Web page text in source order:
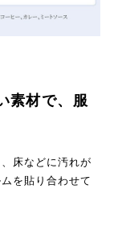
素材で、服
床などに汚れが
を貼り合わせて